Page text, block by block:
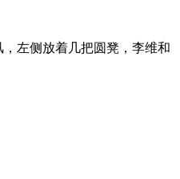
左侧放着几把圆凳，李维和